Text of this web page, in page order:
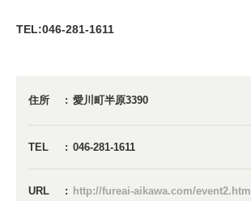
TEL:046-281-1611
住所 愛川町半原3390
TEL 046-281-1611
URL http://fureai-aikawa.com/event2.html